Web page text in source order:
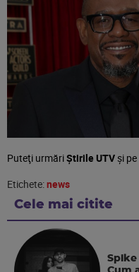
Puteţi urmăriȘtirile UTVşi pe
Etichete:news
Cele mai citite